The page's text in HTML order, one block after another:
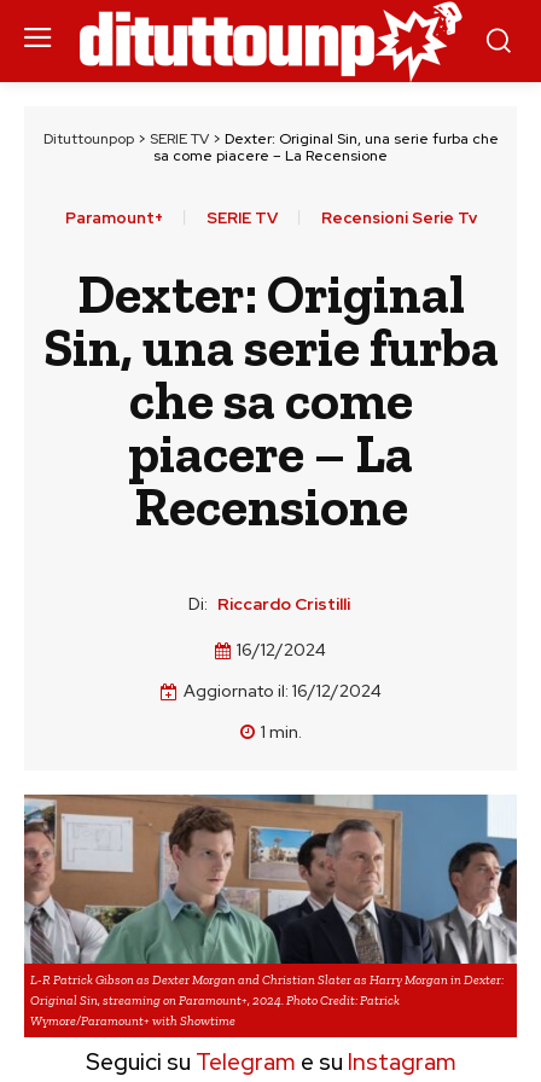
Dituttounpop> SERIE TV> Dexter: Original Sin, una serie furba che
sa come piacere – La Recensione
Paramount+ SERIE TV Recensioni Serie Tv
Dexter: Original
Sin, una serie furba
che sa come
piacere – La
Recensione
Di: Riccardo Cristilli
16/12/2024
Aggiornato il: 16/12/2024
1 min.
L-R Patrick Gibson as Dexter Morgan and Christian Slater as Harry Morgan in Dexter:
Original Sin, streaming on Paramount+, 2024. Photo Credit: Patrick
Wymore/Paramount+ with Showtime
Seguici su Telegram e su Instagram